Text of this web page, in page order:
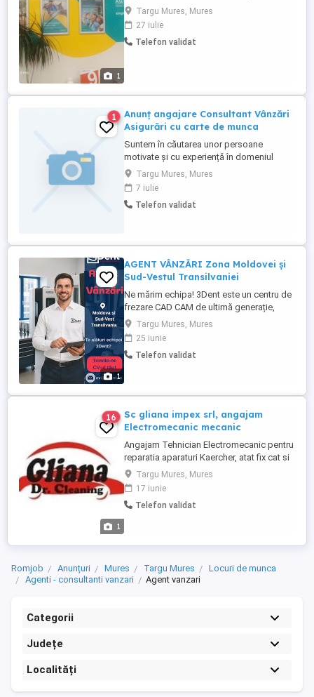
1
autorizarea ca agent de asigurare
(obtinerea codului RAF RAJ) Schema de
comisioane si bonusuri attractive
Posibilitatea de promovare in cadrul
Targu Mures, Mures
27 iulie
Telefon validat
1
Anunț angajare Consultant Vânzări
Asigurări cu carte de munca
Suntem în căutarea unor persoane
motivate și cu experiență în domeniul
vânzărilor de asigurări pentru a se alătura
echipei noastre. Cerințe: Experiență în
vânzarea produselor de asigurare
(obligatoriu) Abilități excelente de
Targu Mures, Mures
7 iulie
Telefon validat
1
AGENT VÂNZĂRI Zona Moldovei și
Sud-Vestul Transilvaniei
Ne mărim echipa! 3Dent este un centru de
frezare CAD CAM de ultimă generație,
specializat în realizarea de lucrări dentare
digitale pentru laboratoare de tehnică
dentară din întreaga țară. Suntem în
căutarea unui Agent de Vânzări cu
Targu Mures, Mures
25 iunie
Telefon validat
1
16
Sc gliana impex srl, angajam
Electromecanic mecanic
Angajam Tehnician Electromecanic pentru
reparatia aparaturi Kaercher, atat fix cat si
cu deplasare la client Candidatul Ideal
Studii medii finalizate in domeniul electro-
mecanic; Cunostinte si experienta in
domeniul electro mecanic, este un avantaj
Targu Mures, Mures
17 iunie
Telefon validat
Romjob Anunțuri Mures Targu Mures
Locuri de munca
Agenti - consultanti vanzari
Agent vanzari
Categorii
Județe
Localități